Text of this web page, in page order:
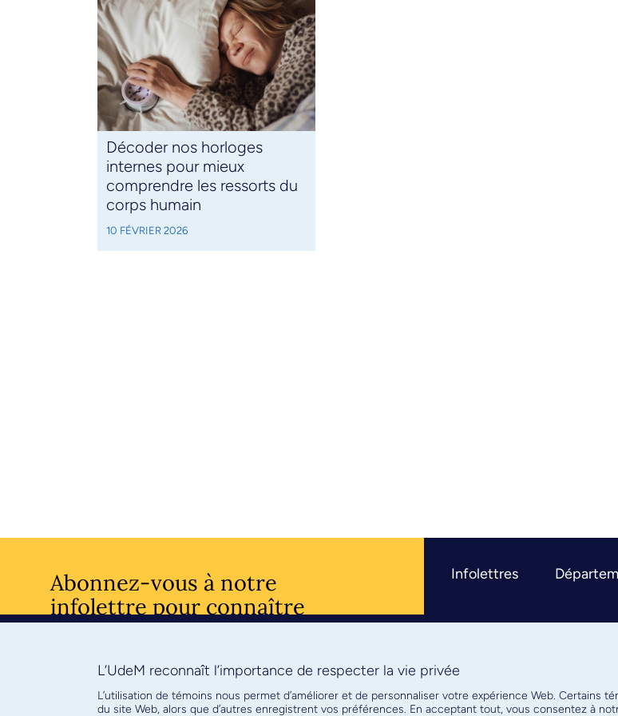
Décoder nos horloges
internes pour mieux
comprendre les ressorts du
corps humain
10 FÉVRIER 2026
Abonnez-vous à notre
infolettre pour connaître
l’actualité facultaire
S'ABONNER
Infolettres
L’UdeM reconnaît l’importance de respecter la vie privée
L’utilisation de témoins nous permet d’améliorer et de personnaliser votre expérience Web.
du site Web, alors que d’autres enregistrent vos préférences. En acceptant tout, vous consentez à